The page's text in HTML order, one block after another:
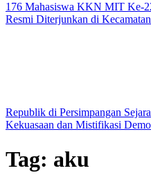
176 Mahasiswa KKN MIT Ke-
Resmi Diterjunkan di
Republik di Persimpangan
Kekuasaan dan Mistifikasi
Tag: aku